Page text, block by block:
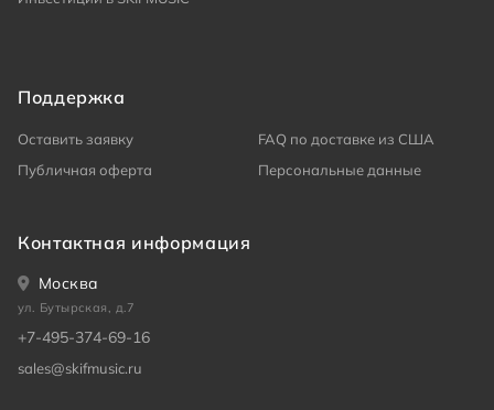
Поддержка
Оставить заявку
FAQ по доставке из США
Публичная оферта
Персональные данные
Контактная информация
Москва
ул. Бутырская, д.7
+7-495-374-69-16
sales@skifmusic.ru